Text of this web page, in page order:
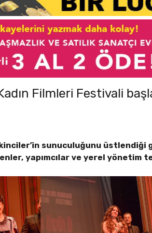
Filmleri Festivali
sunuculuğunu
yapımcılar ve yerel yönetim